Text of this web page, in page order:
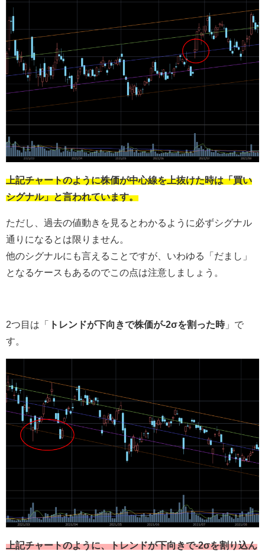
上記チャートのように株価が中心線を上抜けた時は「買い
シグナル」と言われています。
ただし、過去の値動きを見るとわかるように必ずシグナル
通りになるとは限りません。
他のシグナルにも言えることですが、いわゆる「だまし」
となるケースもあるのでこの点は注意しましょう。
2つ目は「 トレンドが下向きで株価が-2σを割った時」で
す。
上記チャートのように、トレンドが下向きで-2σを割り込ん